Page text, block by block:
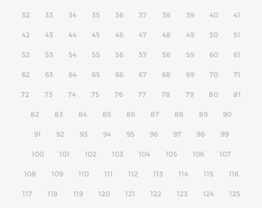
32 33 34 35 36 37 38 39 40 41
42 43 44 45 46 47 48 49 50 51
52 53 54 55 56 57 58 59 60 61
62 63 64 65 66 67 68 69 70 71
72 73 74 75 76 77 78 79 80 81
82 83 84 85 86 87 88 89 90
91 92 93 94 95 96 97 98 99
100 101 102 103 104 105 106 107
108 109 110 111 112 113 114 115 116
117 118 119 120 121 122 123 124 125